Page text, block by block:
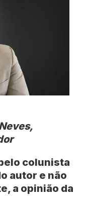
colunista
autor e não
a opinião da